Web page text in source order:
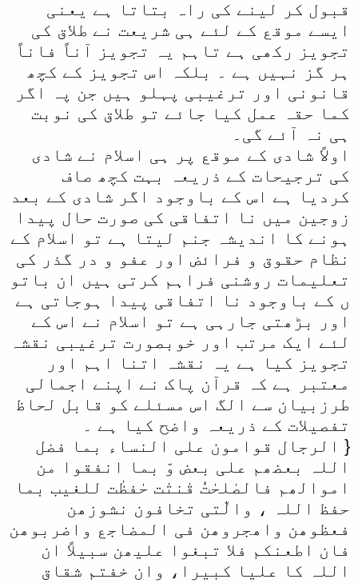
قبول کر لینے کی راہ بتاتا ہے یعنی
ایسے موقع کے لئے ہی شریعت نے طلاق کی
تجویز رکھی ہے تاہم یہ تجویز آناً فاناً
ہر گز نہیں ہے ۔ بلکہ اس تجویز کے کچھ
قانونی اور ترغیبی پہلو ہیں جن پہ اگر
کما حقہ عمل کیا جائے تو طلاق کی نوبت
ہی نہ آئے گی۔
اولاً شادی کے موقع پر ہی اسلام نے شادی
کی ترجیحات کے ذریعہ بہت کچھ صاف
کردیا ہے اس کے باوجود اگر شادی کے بعد
زوجین میں نا اتفاقی کی صورت حال پیدا
ہونے کا اندیشہ جنم لیتا ہے تو اسلام کے
نظام حقوق و فرائض اور عفو و در گذر کی
تعلیمات روشنی فراہم کرتی ہیں ان باتو
ں کے باوجود نا اتفاقی پیدا ہوجاتی ہے
اور بڑھتی جارہی ہے تو اسلام نے اس کے
لئے ایک مرتب اور خوبصورت ترغیبی نقشہ
تجویز کیا ہے یہ نقشہ اتنا اہم اور
معتبر ہے کہ قرآن پاک نے اپنے اجمالی
طرزبیان سے الگ اس مسئلے کو قابل لحاظ
تفصیلات کے ذریعہ واضح کیا ہے ۔
{ الرجال قوامون علی النساء بما فضل
اللہ بعضھم علی بعض وّ بما انفقوا من
اموالھم فالصٰلحٰتُ قٰنتٰت حٰفظٰت للغیب بما
حفظ اللہ ، والّٰتی تخافون نشوزھن
فعظوھن واھجروھن فی المضاجع واضربوھن
فان اطعنکم فلا تبغوا علیھن سبیلاً ان
اللہ کا علیا کبیرا، وان خفتم شقاق